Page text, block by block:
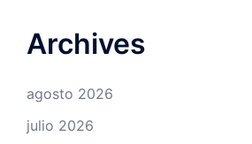
Archives
agosto 2026
julio 2026